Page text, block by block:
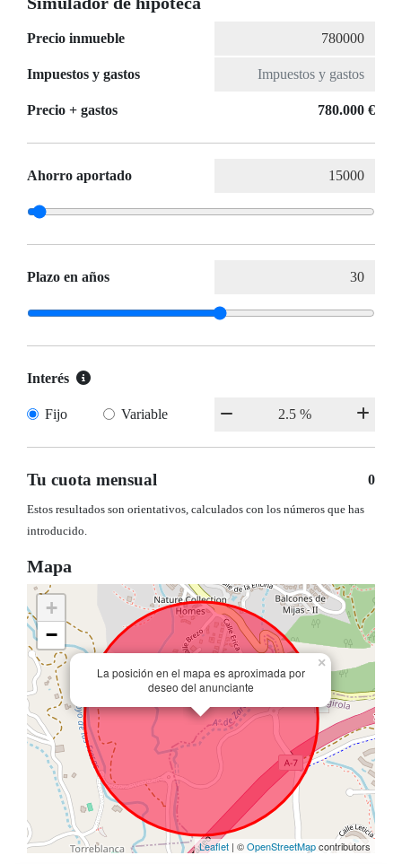
Precio inmueble
Impuestos y gastos
Precio + gastos 780.000 €
Ahorro aportado
Plazo en años
Interés
Fijo Variable
Tu cuota mensual 0
Estos resultados son orientativos, calculados con los números que has
introducido.
Mapa
La posición en el mapa es aproximada por
deseo del anunciante
×
+
−
Leaflet | ©OpenStreetMapcontributors